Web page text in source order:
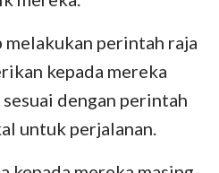
melakukan perintah raja
kepada mereka
dengan perintah
untuk perjalanan.